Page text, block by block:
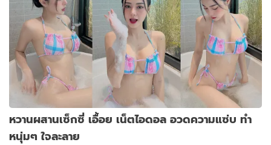
หวานผสานเซ็กซี่ เอื้อย เน็ตไอดอล อวดความแซ่บ ทำ
หนุ่มๆ ใจละลาย